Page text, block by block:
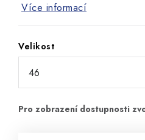
Více informací
Velikost